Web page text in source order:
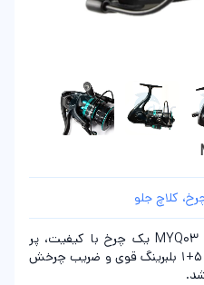
کلاچ جلو
چرخ ماهیگیری کپوری کایدا مدل MYQ03 یک چرخ با کیفیت، پر
قدرت و بسیار روان است که دارای 5+1 بلبرینگ قوی و ضریب چرخش